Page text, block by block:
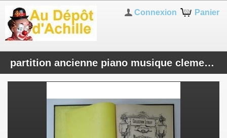
Panier
Connexion
partition ancienne piano musique clementi litolff